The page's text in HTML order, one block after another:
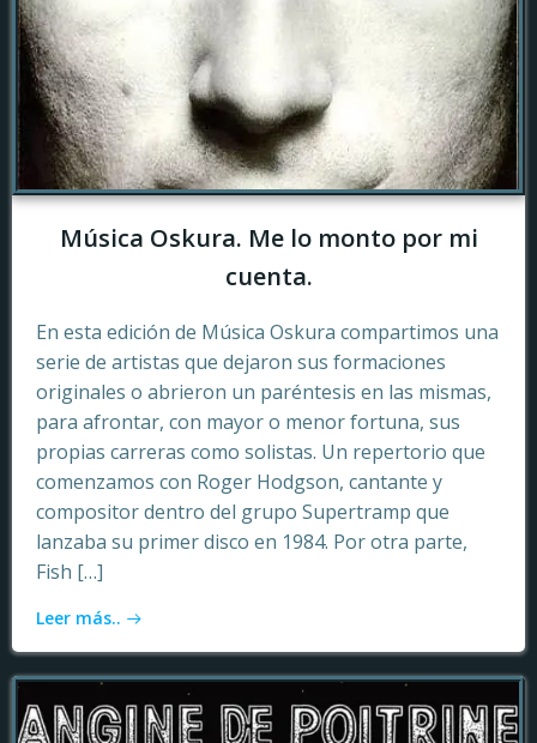
Música Oskura. Me lo monto por mi
cuenta.
En esta edición de Música Oskura compartimos una
serie de artistas que dejaron sus formaciones
originales o abrieron un paréntesis en las mismas,
para afrontar, con mayor o menor fortuna, sus
propias carreras como solistas. Un repertorio que
comenzamos con Roger Hodgson, cantante y
compositor dentro del grupo Supertramp que
lanzaba su primer disco en 1984. Por otra parte,
Fish […]
Leer más..